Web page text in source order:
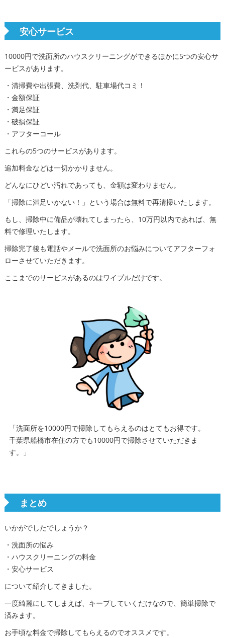
安心サービス
10000円で洗面所のハウスクリーニングができるほかに5つの安心サ
ービスがあります。
・清掃費や出張費、洗剤代、駐車場代コミ！
・金額保証
・満足保証
・破損保証
・アフターコール
これらの5つのサービスがあります。
追加料金などは一切かかりません。
どんなにひどい汚れであっても、金額は変わりません。
「掃除に満足いかない！」という場合は無料で再清掃いたします。
もし、掃除中に備品が壊れてしまったら、10万円以内であれば、無
料で修理いたします。
掃除完了後も電話やメールで洗面所のお悩みについてアフターフォ
ローさせていただきます。
ここまでのサービスがあるのはワイプルだけです。
「洗面所を10000円で掃除してもらえるのはとてもお得です。
千葉県船橋市在住の方でも10000円で掃除させていただきま
す。」
まとめ
いかがでしたでしょうか？
・洗面所の悩み
・ハウスクリーニングの料金
・安心サービス
について紹介してきました。
一度綺麗にしてしまえば、キープしていくだけなので、簡単掃除で
済みます。
お手頃な料金で掃除してもらえるのでオススメです。